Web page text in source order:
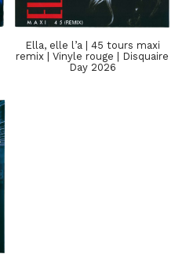
Ella, elle l’a | 45 tours maxi
remix | Vinyle rouge | Disquaire
Day 2026